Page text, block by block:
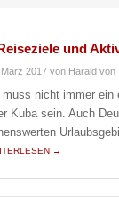
und
2017 von Harald von
nicht immer ein
Kuba sein. Auch
→